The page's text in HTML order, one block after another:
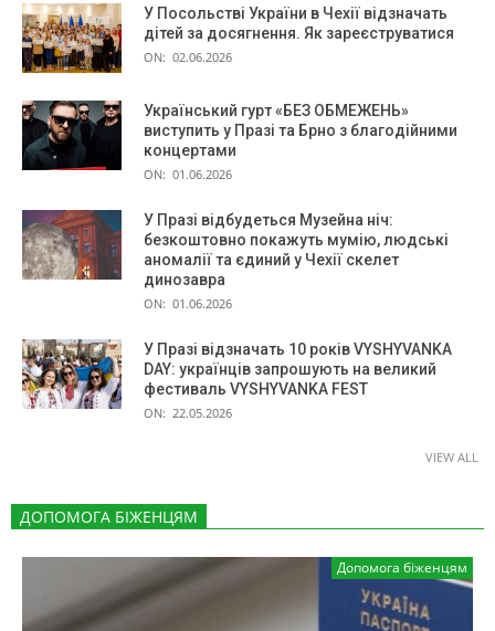
У Посольстві України в Чехії відзначать
дітей за досягнення. Як зареєструватися
ON: 02.06.2026
Український гурт «БЕЗ ОБМЕЖЕНЬ»
виступить у Празі та Брно з благодійними
концертами
ON: 01.06.2026
У Празі відбудеться Музейна ніч:
безкоштовно покажуть мумію, людські
аномалії та єдиний у Чехії скелет
динозавра
ON: 01.06.2026
У Празі відзначать 10 років VYSHYVANKA
DAY: українців запрошують на великий
фестиваль VYSHYVANKA FEST
ON: 22.05.2026
VIEW ALL
ДОПОМОГА БІЖЕНЦЯМ
Допомога біженцям